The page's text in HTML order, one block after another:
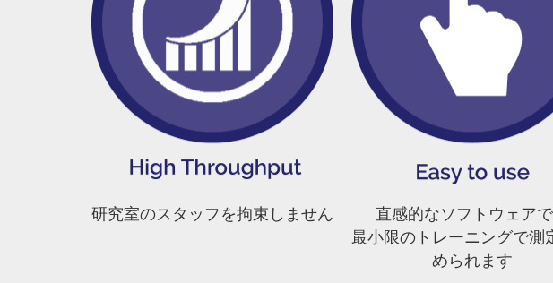
研究室のスタッフを拘束しません
直感的なソフトウェアで
最小限のトレーニングで測
められます